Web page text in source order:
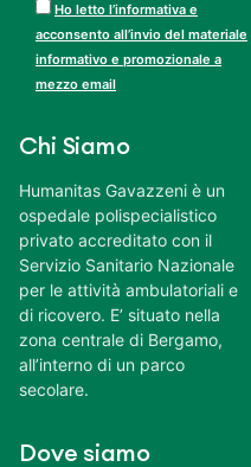
Ho letto l’informativa e
acconsento all’invio del materiale
informativo e promozionale a
mezzo email
Chi Siamo
Humanitas Gavazzeni è un
ospedale polispecialistico
privato accreditato con il
Servizio Sanitario Nazionale
per le attività ambulatoriali e
di ricovero. E’ situato nella
zona centrale di Bergamo,
all’interno di un parco
secolare.
Dove siamo